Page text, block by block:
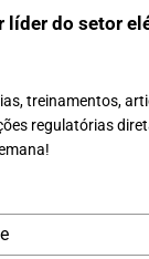
líder do setor
treinamentos,
regulatórias